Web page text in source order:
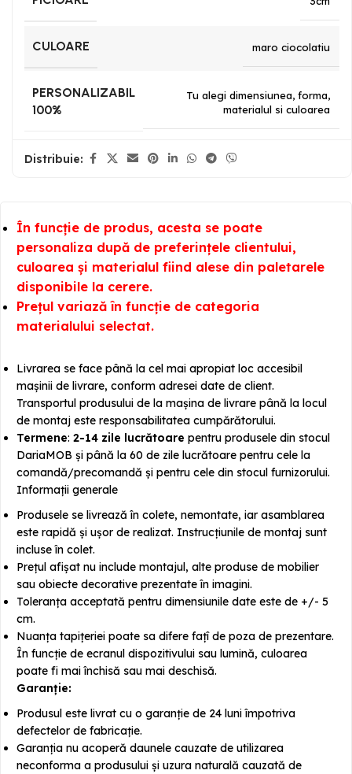
CULOARE maro ciocolatiu
PERSONALIZABIL
100%
Tu alegi dimensiunea, forma,
materialul si culoarea
Distribuie:
În funcție de produs, acesta se poate
personaliza după de preferințele clientului,
culoarea și materialul fiind alese din paletarele
disponibile la cerere.
Prețul variază în funcție de categoria
materialului selectat.
Livrarea se face până la cel mai apropiat loc accesibil
mașinii de livrare, conform adresei date de client.
Transportul produsului de la mașina de livrare până la locul
de montaj este responsabilitatea cumpărătorului.
Termene: 2-14 zile lucrătoare pentru produsele din stocul
DariaMOB și până la 60 de zile lucrătoare pentru cele la
comandă/precomandă și pentru cele din stocul furnizorului.
Informații generale
Produsele se livrează în colete, nemontate, iar asamblarea
este rapidă și ușor de realizat. Instrucțiunile de montaj sunt
incluse în colet.
Prețul afișat nu include montajul, alte produse de mobilier
sau obiecte decorative prezentate în imagini.
Toleranța acceptată pentru dimensiunile date este de +/- 5
cm.
Nuanța tapițeriei poate sa difere fațî de poza de prezentare.
În funcție de ecranul dispozitivului sau lumină, culoarea
poate fi mai închisă sau mai deschisă.
Garanție:
Produsul este livrat cu o garanție de 24 luni împotriva
defectelor de fabricație.
Garanția nu acoperă daunele cauzate de utilizarea
neconforma a produsului și uzura naturală cauzată de